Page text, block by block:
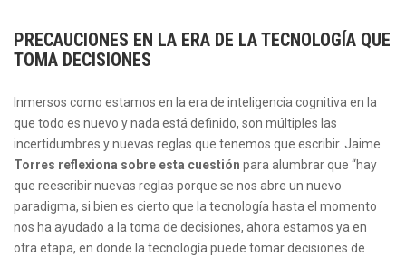
PRECAUCIONES EN LA ERA DE LA TECNOLOGÍA QUE
TOMA DECISIONES
Inmersos como estamos en la era de inteligencia cognitiva en la
que todo es nuevo y nada está definido, son múltiples las
incertidumbres y nuevas reglas que tenemos que escribir. Jaime
Torres reflexiona sobre esta cuestión para alumbrar que “hay
que reescribir nuevas reglas porque se nos abre un nuevo
paradigma, si bien es cierto que la tecnología hasta el momento
nos ha ayudado a la toma de decisiones, ahora estamos ya en
otra etapa, en donde la tecnología puede tomar decisiones de